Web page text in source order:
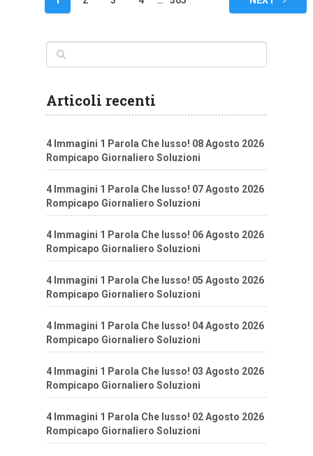
articoli
Articoli recenti
4 Immagini 1 Parola Che lusso! 08 Agosto 2026
Rompicapo Giornaliero Soluzioni
4 Immagini 1 Parola Che lusso! 07 Agosto 2026
Rompicapo Giornaliero Soluzioni
4 Immagini 1 Parola Che lusso! 06 Agosto 2026
Rompicapo Giornaliero Soluzioni
4 Immagini 1 Parola Che lusso! 05 Agosto 2026
Rompicapo Giornaliero Soluzioni
4 Immagini 1 Parola Che lusso! 04 Agosto 2026
Rompicapo Giornaliero Soluzioni
4 Immagini 1 Parola Che lusso! 03 Agosto 2026
Rompicapo Giornaliero Soluzioni
4 Immagini 1 Parola Che lusso! 02 Agosto 2026
Rompicapo Giornaliero Soluzioni